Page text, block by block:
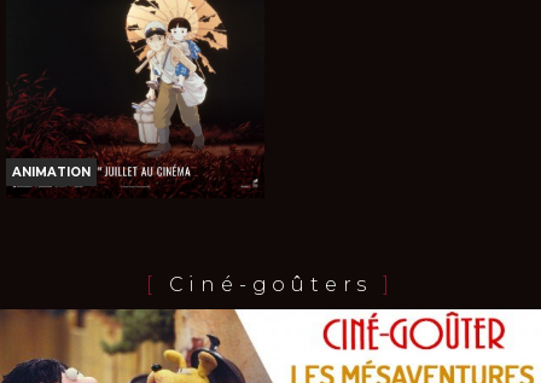
INT. -12ans
ANIMATION
Bande-annonce
Réservation
[ Ciné-goûters]